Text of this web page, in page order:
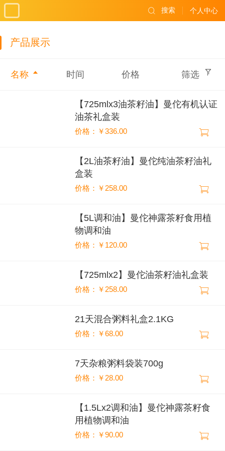
个人中心
搜索
产品展示
名称 时间 价格 筛选
【725mlx3油茶籽油】曼佗有机认证
油茶礼盒装
价格：￥336.00
【2L油茶籽油】曼佗纯油茶籽油礼
盒装
价格：￥258.00
【5L调和油】曼佗神露茶籽食用植
物调和油
价格：￥120.00
【725mlx2】曼佗油茶籽油礼盒装
价格：￥258.00
21天混合粥料礼盒2.1KG
价格：￥68.00
7天杂粮粥料袋装700g
价格：￥28.00
【1.5Lx2调和油】曼佗神露茶籽食
用植物调和油
价格：￥90.00